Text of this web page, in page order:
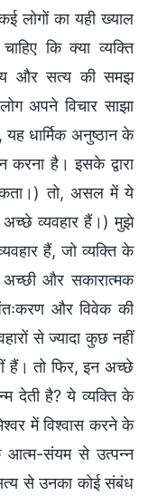
लोगों का यही ख्याल
कि क्या व्यक्ति
और सत्य की समझ
अपने विचार साझा
धार्मिक अनुष्ठान के
करना है। इसके द्वारा
तो, असल में ये
व्यवहार हैं।) मुझे
हैं, जो व्यक्ति के
अच्छी और सकारात्मक
अंतःकरण और विवेक की
से ज्यादा कुछ नहीं
हैं। तो फिर, इन अच्छे
देती है? ये व्यक्ति के
में विश्वास करने के
संयम से उत्पन्न
से उनका कोई संबंध